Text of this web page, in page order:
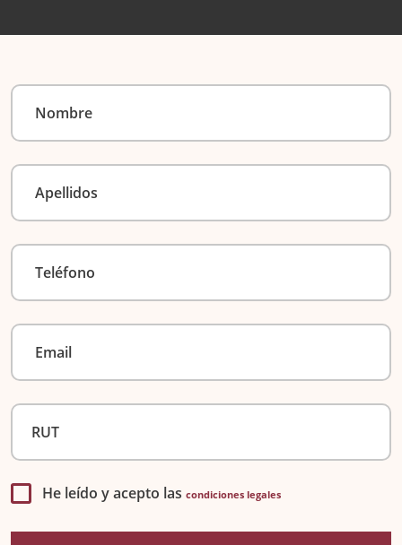
He leído y acepto las condiciones legales